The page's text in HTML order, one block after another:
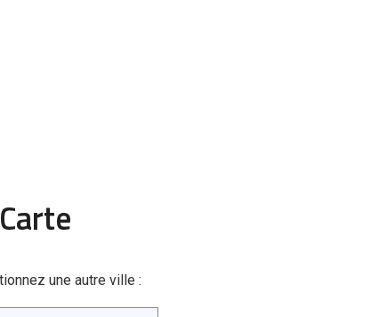
Carte
une autre ville :